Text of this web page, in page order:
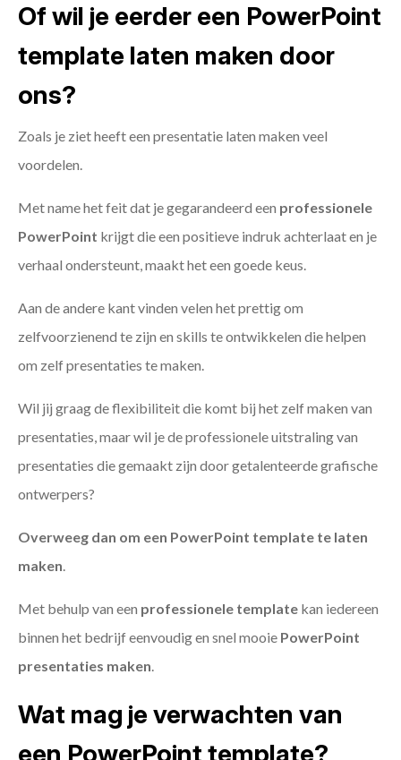
Of wil je eerder een PowerPoint
template laten maken door
ons?
Zoals je ziet heeft een presentatie laten maken veel
voordelen.
Met name het feit dat je gegarandeerd een professionele
PowerPoint krijgt die een positieve indruk achterlaat en je
verhaal ondersteunt, maakt het een goede keus.
Aan de andere kant vinden velen het prettig om
zelfvoorzienend te zijn en skills te ontwikkelen die helpen
om zelf presentaties te maken.
Wil jij graag de flexibiliteit die komt bij het zelf maken van
presentaties, maar wil je de professionele uitstraling van
presentaties die gemaakt zijn door getalenteerde grafische
ontwerpers?
Overweeg dan om een PowerPoint template te laten
maken.
Met behulp van een professionele template kan iedereen
binnen het bedrijf eenvoudig en snel mooie PowerPoint
presentaties maken.
Wat mag je verwachten van